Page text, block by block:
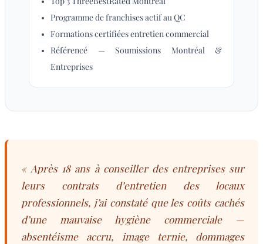
Programme de franchises actif au QC
Formations certifiées entretien commercial
Référencé — Soumissions Montréal &
Entreprises
« Après 18 ans à conseiller des entreprises sur
leurs contrats d’entretien des locaux
professionnels, j’ai constaté que les coûts cachés
d’une mauvaise hygiène commerciale —
absentéisme accru, image ternie, dommages